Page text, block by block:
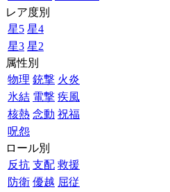
レア度別
星5 星4
星3 星2
属性別
物理 銃撃 火炎
氷結 電撃 疾風
核熱 念動 祝福
呪怨
ロール別
反抗 支配 救援
防衛 優越 屈従